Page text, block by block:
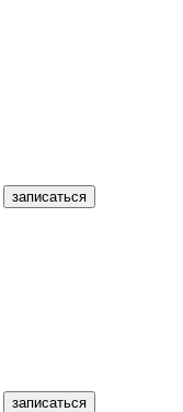
записаться
записаться